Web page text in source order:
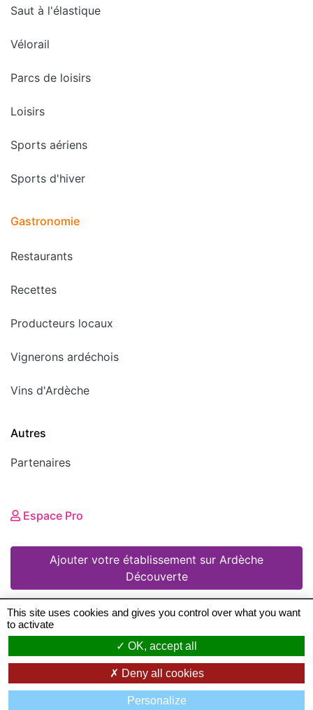
Saut à l'élastique
Vélorail
Parcs de loisirs
Loisirs
Sports aériens
Sports d'hiver
Gastronomie
Restaurants
Recettes
Producteurs locaux
Vignerons ardéchois
Vins d'Ardèche
Autres
Partenaires
Espace Pro
Ajouter votre établissement sur Ardèche
Découverte
© 2008 - 2026 Ardèche Découverte •
légales•Conditions Générales d'Utilisation•
Création de sites Internet en Ardeche: Zéfyx ©
This site uses cookies and gives you control over what you want
to activate
OK, accept all
Deny all cookies
Personalize